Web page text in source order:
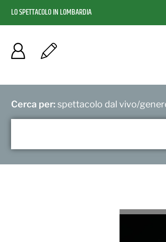
LO SPETTACOLO IN LOMBARDIA
Cerca per:spettacolo dal vivo/